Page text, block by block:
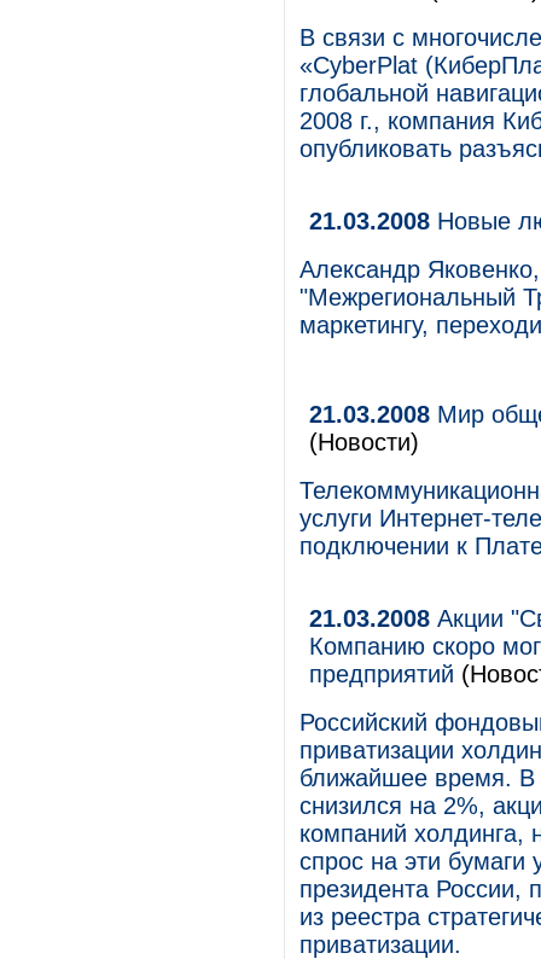
В связи с
«CyberPlat
глобальной
2008 г., компания
опубликовать
21.03.2008 Новые
Александр
"Межрегиональный
маркетингу,
21.03.2008 Мир
(Новости)
услуги Интернет-
подключении к
21.03.2008 Акции
Компанию скоро
предприятий
Российский
приватизации
ближайшее время. В
снизился на 2%,
компаний холдинга,
спрос на эти бумаги
президента России,
из реестра
приватизации.